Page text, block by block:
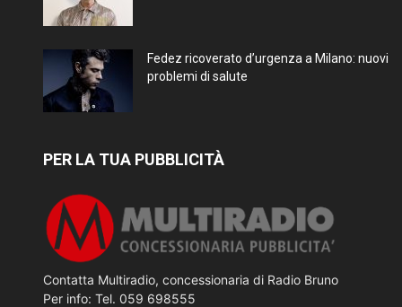
Fedez ricoverato d’urgenza a Milano: nuovi
problemi di salute
PER LA TUA PUBBLICITÀ
Contatta Multiradio, concessionaria di Radio Bruno
Per info: Tel. 059 698555